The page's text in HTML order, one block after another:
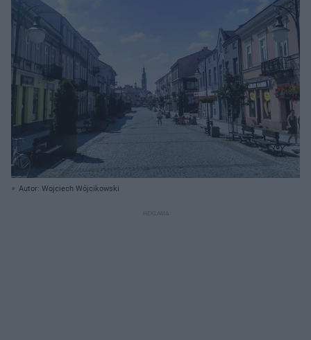
Autor: Wojciech Wójcikowski